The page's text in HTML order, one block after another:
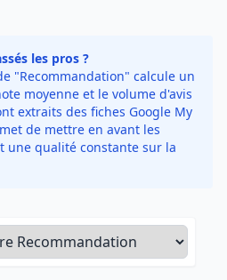
les pros ?
"Recommandation" calcule un
moyenne et le volume d'avis
extraits des fiches Google My
de mettre en avant les
une qualité constante sur la